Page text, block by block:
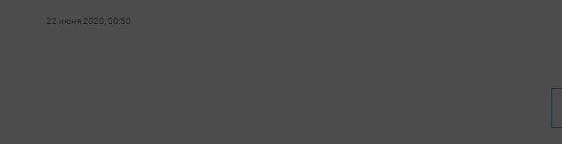
22 июня 2020, 00:50